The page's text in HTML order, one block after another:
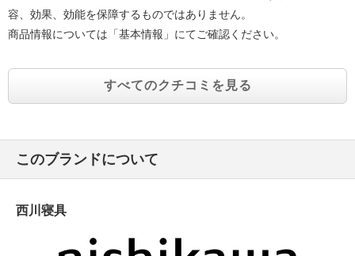
容、効果、効能を保障するものではありません。
商品情報については「基本情報」にてご確認ください。
すべてのクチコミを見る
このブランドについて
西川寝具